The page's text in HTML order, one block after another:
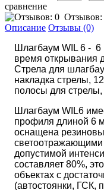
сравнение
Отзывов:
Описание Отзывы (0)
Шлагбаум WIL 6 - 6
время открывания
Стрела для
накладка стрелы,
полосы для
Шлагбаум WIL6
профиля длиной 6
оснащена
светоотражающими
допустимой
составляет 80%,
объектах с
(автостоянки, ГСК,